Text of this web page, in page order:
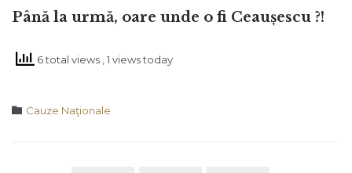
Până la urmă, oare unde o fi Ceaușescu ?!
6 total views , 1 views today
 Category
Cauze Naţionale